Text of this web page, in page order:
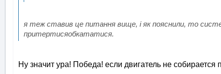
я теж ставив це питання вище, і як пояснили, то
притертисяобкататися.
Ну значит ура! Победа! если двигатель не собирается